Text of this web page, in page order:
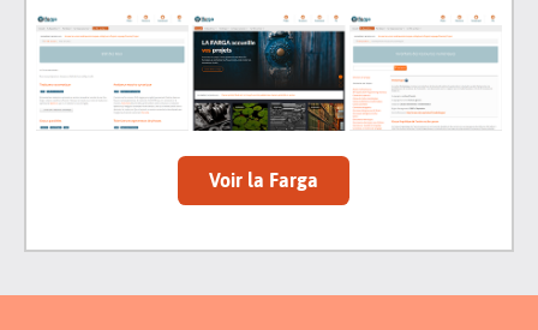
Voir la Farga